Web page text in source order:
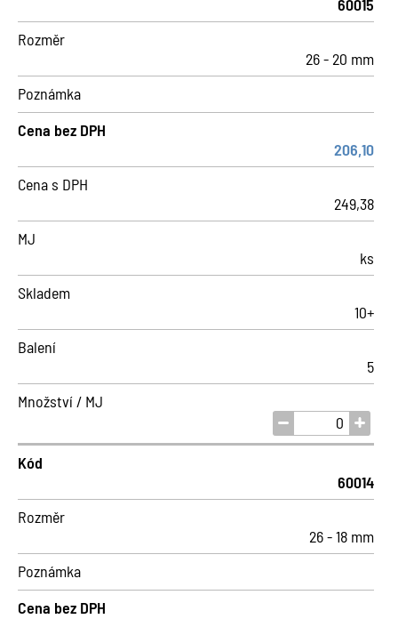
60015
Rozměr
26 - 20 mm
Poznámka
Cena bez DPH
206,10
Cena s DPH
249,38
MJ
ks
Skladem
10+
Balení
5
Množství / MJ
Kód
60014
Rozměr
26 - 18 mm
Poznámka
Cena bez DPH